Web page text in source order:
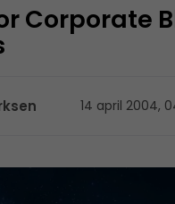
Corporate
14 april 2004,